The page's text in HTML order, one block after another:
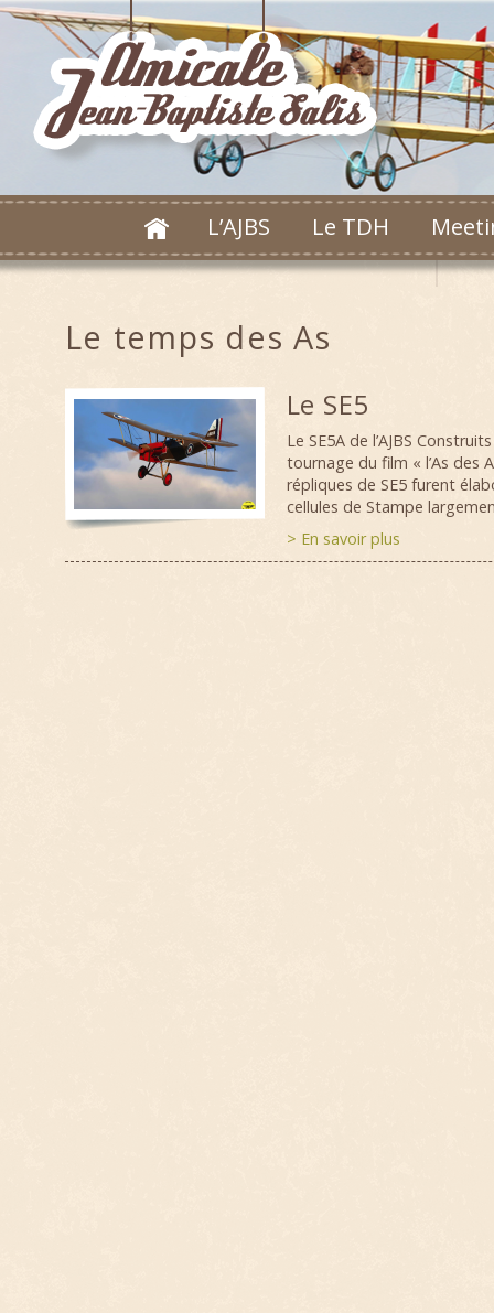
L’AJBS Le TDH
Le temps des As
Le SE5
Le SE5A de l’AJBS
tournage du film « l’As des
répliques de SE5 furent
cellules de Stampe
> En savoir plus